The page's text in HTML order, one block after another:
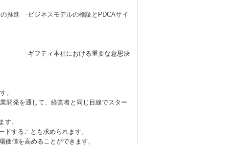
推進 -ビジネスモデルの検証とPDCAサイ
フティ本社における重要な意思決
。
開発を通して、経営者と同じ目線でスター
す。
することも求められます。
値を高めることができます。